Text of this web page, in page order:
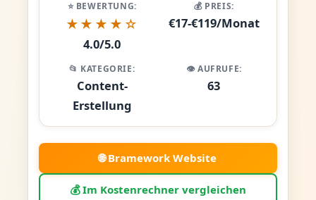
⭐ BEWERTUNG:
★★★★☆
4.0/5.0
💰 PREIS:
€17-€119/Monat
📂 KATEGORIE:
Content-
Erstellung
👁️ AUFRUFE:
63
🌐 Bramework Website
💰 Im Kostenrechner vergleichen